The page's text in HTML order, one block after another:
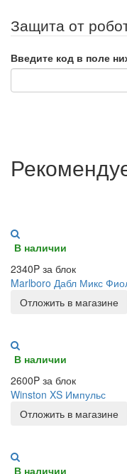
Защита от
Введите код в поле
В наличии
2340P за блок
Marlboro Дабл Микс
Отложить в магазине
В наличии
2600P за блок
Winston XS Импульс
Отложить в магазине
В наличии